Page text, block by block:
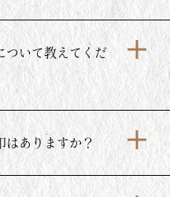
ついて教えてくだ
はありますか？